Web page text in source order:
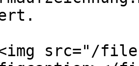
src="/files/